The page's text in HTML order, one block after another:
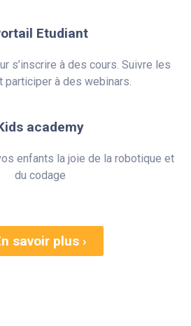
Etudiant
s’inscrire à des cours. Suivre les
participer à des webinars.
academy
enfants la joie de la robotique et
du codage
savoir plus ›